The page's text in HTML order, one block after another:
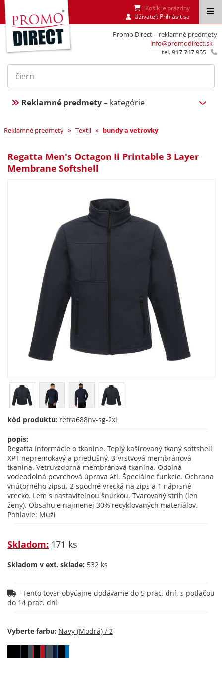
Promo Direct – reklamné predmety
info@promodirect.sk
tel. 917 747 955
Košík je prázdny
Uživateľ: Prihlásiť sa
Reklamné predmety– kategórie
Reklamné predmety » Textil » bundy a vetrovky
Regatta Men's Octagon Ii Printable 3 Layer
Membrane Softshell
kód produktu: retra688nv-sg-2xl
popis:
Regatta Informácie o tkanine. Teplý kašírovaný tkaný softshell
XPT nepremokavý a priedušný. 3-vrstvová membránová
tkanina. Vetruvzdorná membránová tkanina. Odolná
vodeodolná povrchová úprava Atl. Špeciálne funkcie. Ochrana
vnútorného zipsu. 2 spodné vrecká na zips a 1 náprsné
vrecko. Lem s nastaviteľnou šnúrkou. Tvarovaný strih (len
ženy). Obsahuje najmenej 30% recyklovaných materiálov.
Pohlavie: Muži
Skladom: 171 ks
Skladom v ext. sklade: 532 ks
do 14 prac. dní
Vyberte farbu: